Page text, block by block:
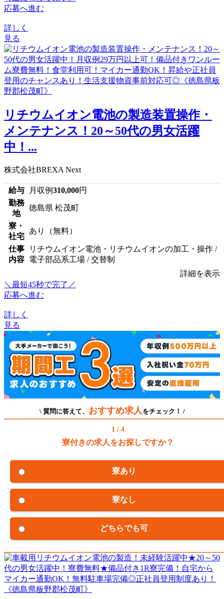
応募へ進む
詳しく
見る
リチウムイオン電池の製造装置操作・
メンテナンス！20～50代の男女活躍
中！...
株式会社BREXA Next
給与 月収例310,000円
勤務
地
徳島県 松茂町
寮・
社宅
あり（無料）
仕事
内容
リチウムイオン電池・リチウムイオンの加工・操作 /
電子部品系工場 / 交替制
詳細を表示
＼最短45秒で完了／
応募へ進む
詳しく
見る
\ 質問に答えて、 おすすめ求人 をチェック！ /
1 / 4
寮付きの求人をお探しですか？
寮あり
寮なし
どちらでも可